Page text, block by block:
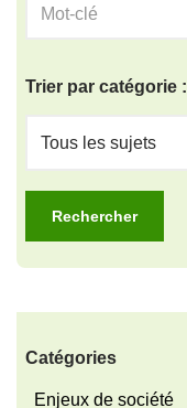
Trier par catégorie :
Catégories
Enjeux de société